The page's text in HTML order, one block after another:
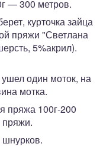
— 300 метров.
курточка зайца
пряжи "Светлана
5%акрил).
один моток, на
мотка.
пряжа 100г-200
пряжи.